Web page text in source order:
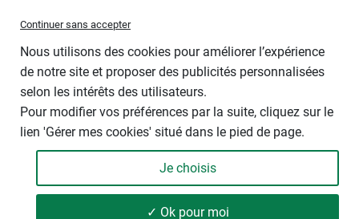
Continuer sans accepter
Nous utilisons des cookies pour améliorer l’expérience
de notre site et proposer des publicités personnalisées
selon les intérêts des utilisateurs.
Pour modifier vos préférences par la suite, cliquez sur le
lien 'Gérer mes cookies' situé dans le pied de page.
Je choisis
✓ Ok pour moi